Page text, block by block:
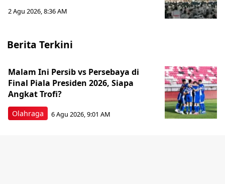
2 Agu 2026, 8:36 AM
Berita Terkini
Olahraga
Malam Ini Persib vs Persebaya di
Final Piala Presiden 2026, Siapa
Angkat Trofi?
6 Agu 2026, 9:01 AM